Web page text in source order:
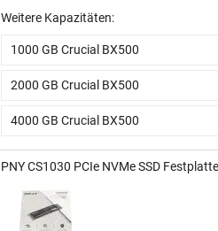
Weitere Kapazitäten:
1000 GB Crucial BX500
2000 GB Crucial BX500
4000 GB Crucial BX500
PNY CS1030 PCIe NVMe SSD